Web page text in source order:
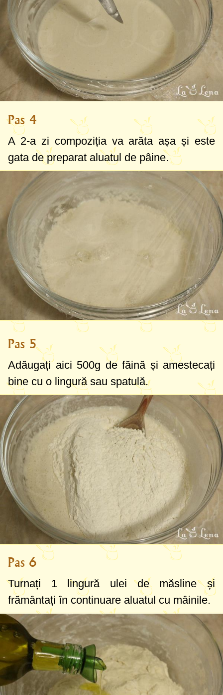
Pas 4
A 2-a zi compoziția va arăta așa și este
gata de preparat aluatul de pâine.
Pas 5
Adăugați aici 500g de făină și amestecați
bine cu o lingură sau spatulă.
Pas 6
Turnați 1 lingurăulei de măsline și
frământați în continuare aluatul cu mâinile.